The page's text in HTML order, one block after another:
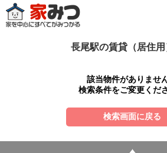
長尾駅の賃貸（居住
該当物件がありません
検索条件をご変更くだ
検索画面に戻る